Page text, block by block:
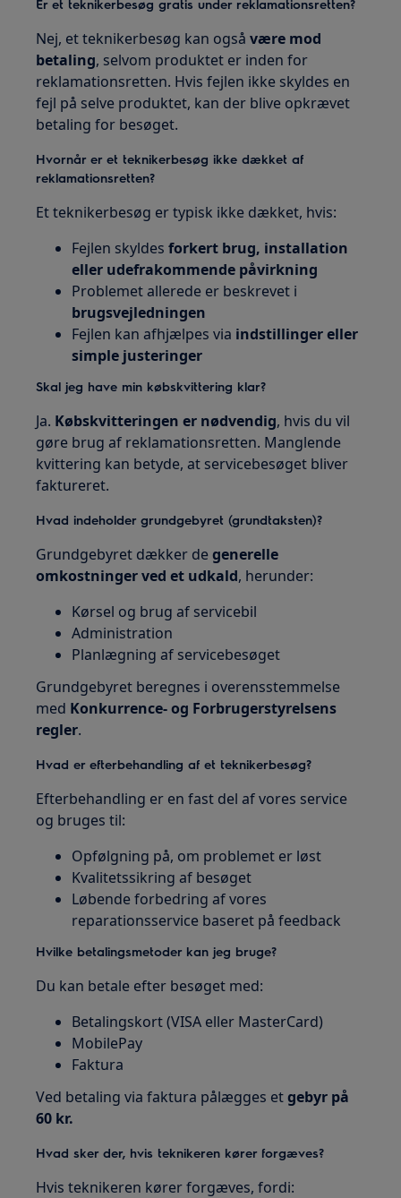
Er et teknikerbesøg gratis under reklamationsretten?
Nej, et teknikerbesøg kan ogsåvære mod
betaling, selvom produktet er inden for
reklamationsretten. Hvis fejlen ikke skyldes en
fejl på selve produktet, kan der blive opkrævet
betaling for besøget.
Hvornår er et teknikerbesøg ikke dækket af
reklamationsretten?
Et teknikerbesøg er typisk ikke dækket, hvis:
Fejlen skyldesforkert brug, installation
eller udefrakommende påvirkning
Problemet allerede er beskrevet i
brugsvejledningen
Fejlen kan afhjælpes via indstillinger eller
simple justeringer
Skal jeg have min købskvittering klar?
Ja. Købskvitteringen er nødvendig, hvis du vil
gøre brug af reklamationsretten. Manglende
kvittering kan betyde, at servicebesøget bliver
faktureret.
Hvad indeholder grundgebyret (grundtaksten)?
Grundgebyret dækker degenerelle
omkostninger ved et udkald, herunder:
Kørsel og brug af servicebil
Administration
Planlægning af servicebesøget
Grundgebyret beregnes i overensstemmelse
med Konkurrence- og Forbrugerstyrelsens
regler.
Hvad er efterbehandling af et teknikerbesøg?
Efterbehandling er en fast del af vores service
og bruges til:
Opfølgning på, om problemet er løst
Kvalitetssikring af besøget
Løbende forbedring af vores
reparationsservice baseret på feedback
Hvilke betalingsmetoder kan jeg bruge?
Du kan betale efter besøget med:
Betalingskort (VISA eller MasterCard)
MobilePay
Faktura
Ved betaling via faktura pålægges etgebyr på
60 kr.
Hvad sker der, hvis teknikeren kører forgæves?
Hvis teknikeren kører forgæves, fordi: